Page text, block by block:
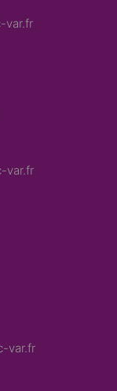
var.fr
var.fr
var.fr